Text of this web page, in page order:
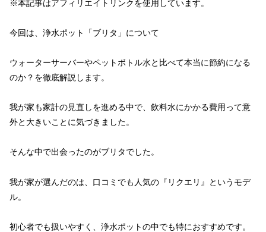
※本記事はアフィリエイトリンクを使用しています。
今回は、浄水ポット「ブリタ」について
ウォーターサーバーやペットボトル水と比べて本当に節約になる
のか？を徹底解説します。
我が家も家計の見直しを進める中で、飲料水にかかる費用って意
外と大きいことに気づきました。
そんな中で出会ったのがブリタでした。
我が家が選んだのは、口コミでも人気の『リクエリ』というモデ
ル。
初心者でも扱いやすく、浄水ポットの中でも特におすすめです。